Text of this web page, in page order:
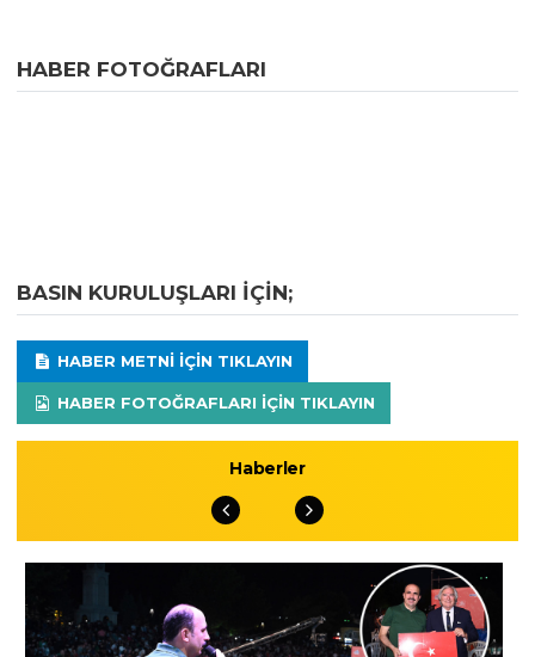
HABER FOTOĞRAFLARI
BASIN KURULUŞLARI IÇIN;
HABER METNI IÇIN TIKLAYIN
HABER FOTOĞRAFLARI IÇIN TIKLAYIN
Haberler